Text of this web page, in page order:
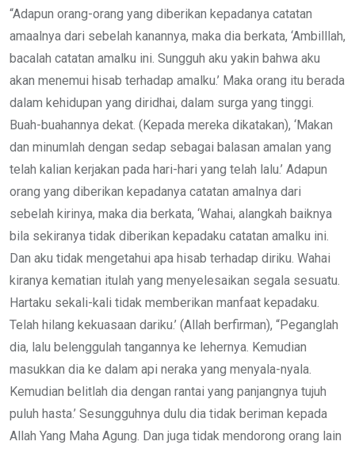
“Adapun orang-orang yang diberikan kepadanya catatan
amaalnya dari sebelah kanannya, maka dia berkata, ‘Ambilllah,
bacalah catatan amalku ini. Sungguh aku yakin bahwa aku
akan menemui hisab terhadap amalku.’ Maka orang itu berada
dalam kehidupan yang diridhai, dalam surga yang tinggi.
Buah-buahannya dekat. (Kepada mereka dikatakan), ‘Makan
dan minumlah dengan sedap sebagai balasan amalan yang
telah kalian kerjakan pada hari-hari yang telah lalu.’ Adapun
orang yang diberikan kepadanya catatan amalnya dari
sebelah kirinya, maka dia berkata, ‘Wahai, alangkah baiknya
bila sekiranya tidak diberikan kepadaku catatan amalku ini.
Dan aku tidak mengetahui apa hisab terhadap diriku. Wahai
kiranya kematian itulah yang menyelesaikan segala sesuatu.
Hartaku sekali-kali tidak memberikan manfaat kepadaku.
Telah hilang kekuasaan dariku.’ (Allah berfirman), “Peganglah
dia, lalu belenggulah tangannya ke lehernya. Kemudian
masukkan dia ke dalam api neraka yang menyala-nyala.
Kemudian belitlah dia dengan rantai yang panjangnya tujuh
puluh hasta.’ Sesungguhnya dulu dia tidak beriman kepada
Allah Yang Maha Agung. Dan juga tidak mendorong orang lain